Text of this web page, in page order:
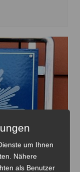
um Ihnen
Nähere
als Benutzer